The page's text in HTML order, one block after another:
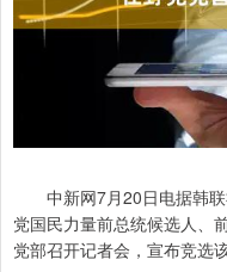
中新网7月20日电据韩联
党国民力量前总统候选人、
党部召开记者会，宣布竞选